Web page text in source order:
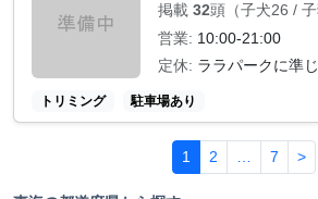
掲載 32頭（子犬26 / 子
営業: 10:00-21:00
定休: ララパークに準
トリミング 駐車場あり
1 2 7 >